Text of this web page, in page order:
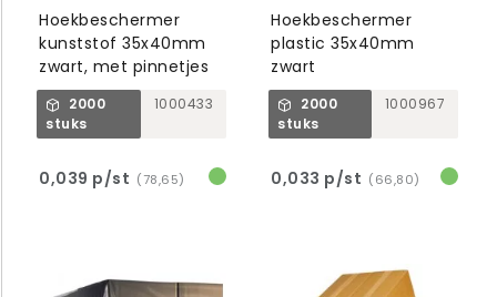
Hoekbeschermer
kunststof 35x40mm
zwart, met pinnetjes
2000
stuks
1000433
0,039 p/st (78,65)
Hoekbeschermer
plastic 35x40mm
zwart
2000
stuks
1000967
0,033 p/st (66,80)